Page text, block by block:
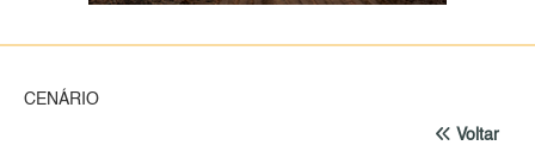
CENÁRIO
Voltar